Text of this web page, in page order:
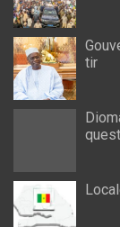
tir